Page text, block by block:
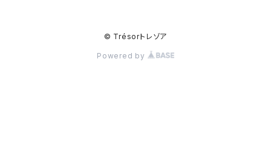
© Trésorトレゾア
Powered by